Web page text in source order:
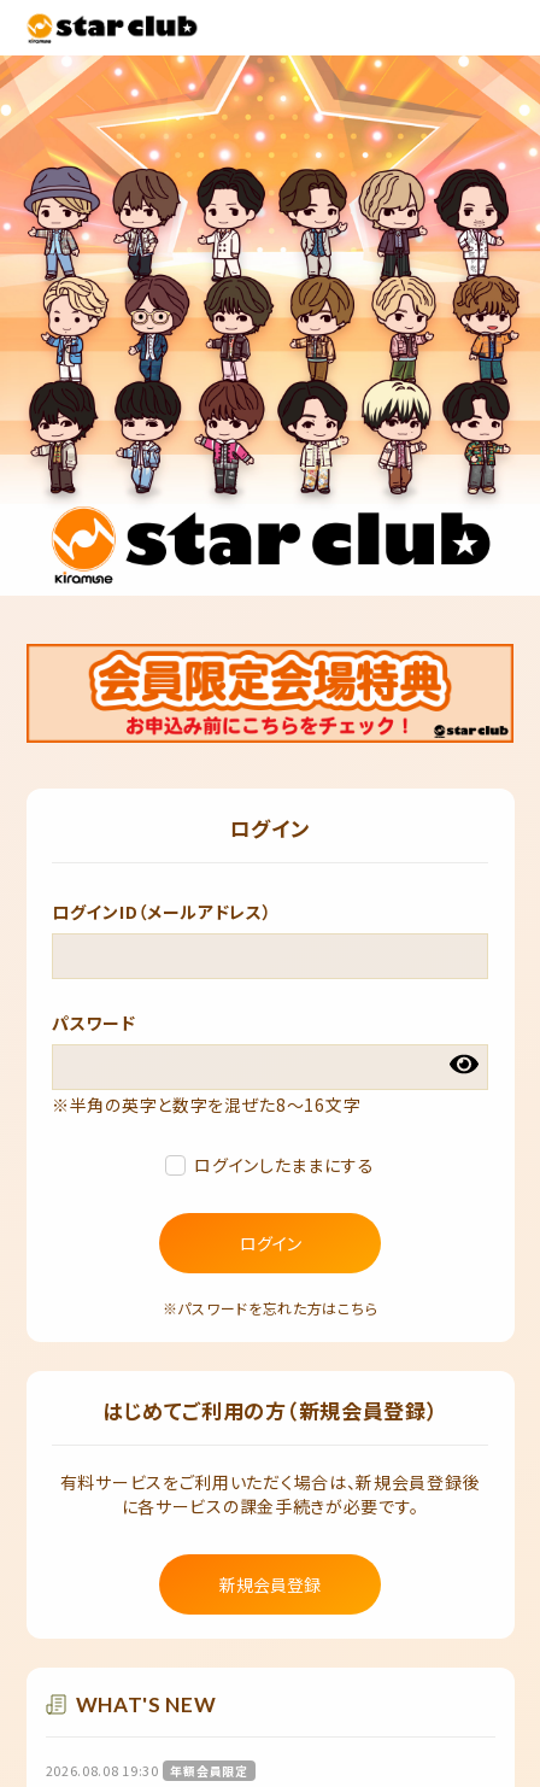
ログイン
ログインID（メールアドレス）
パスワード
※半角の英字と数字を混ぜた8～16文字
ログインしたままにする
ログイン
※パスワードを忘れた方はこちら
はじめてご利用の方（新規会員登録）
有料サービスをご利用いただく場合は、新規会員登録後
に各サービスの課金手続きが必要です。
新規会員登録
WHAT'S NEW
2026.08.08 19:30 年額会員限定